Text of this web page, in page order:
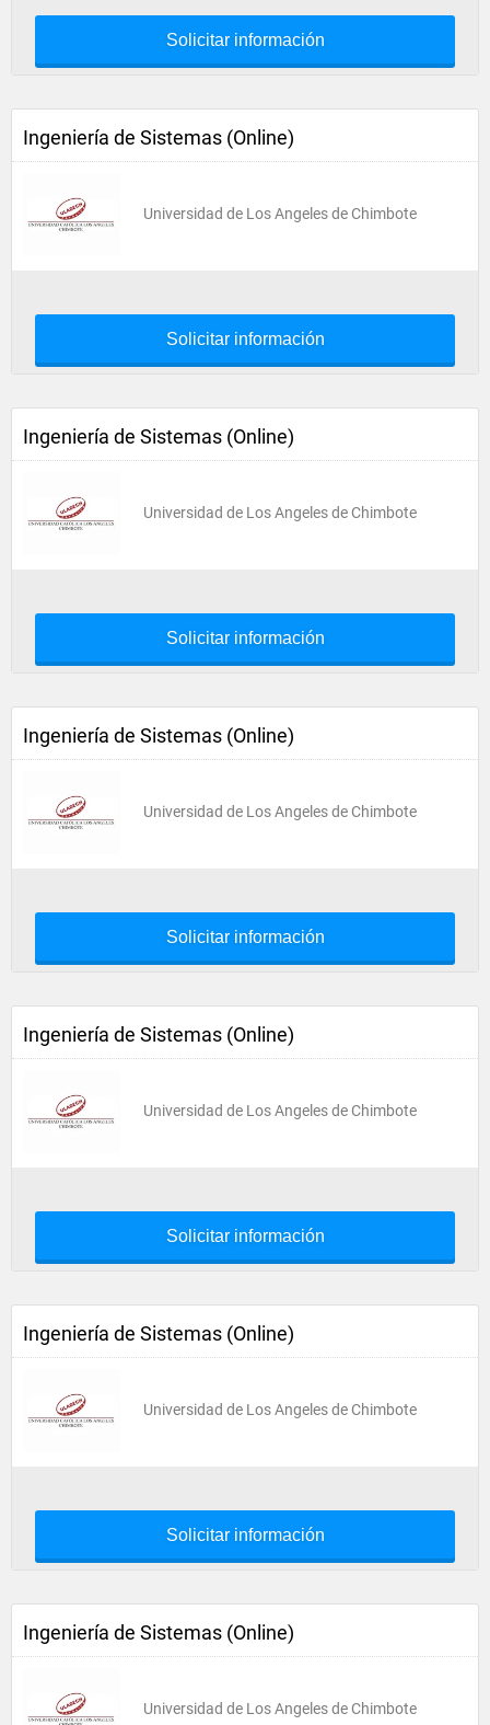
Solicitar información
Ingeniería de Sistemas (Online)
Universidad de Los Angeles de Chimbote
Solicitar información
Ingeniería de Sistemas (Online)
Universidad de Los Angeles de Chimbote
Solicitar información
Ingeniería de Sistemas (Online)
Universidad de Los Angeles de Chimbote
Solicitar información
Ingeniería de Sistemas (Online)
Universidad de Los Angeles de Chimbote
Solicitar información
Ingeniería de Sistemas (Online)
Universidad de Los Angeles de Chimbote
Solicitar información
Ingeniería de Sistemas (Online)
Universidad de Los Angeles de Chimbote